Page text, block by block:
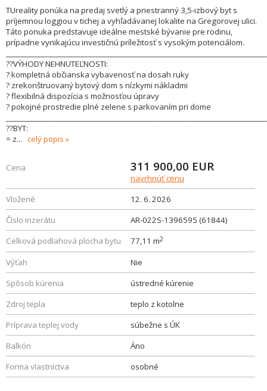
TUreality ponúka na predaj svetlý a priestranný 3,5-izbový byt s
príjemnou loggiou v tichej a vyhľadávanej lokalite na Gregorovej ulici.
Táto ponuka predstavuje ideálne mestské bývanie pre rodinu,
prípadne vynikajúcu investičnú príležitosť s vysokým potenciálom.
??VÝHODY NEHNUTEĽNOSTI:
? kompletná občianska vybavenosť na dosah ruky
? zrekonštruovaný bytový dom s nízkymi nákladmi
? flexibilná dispozícia s možnosťou úpravy
? pokojné prostredie plné zelene s parkovaním pri dome
??BYT:
= z... celý popis
Cena 311 900,00 EUR
navrhnúť cenu
Vložené
12. 6. 2026
Číslo inzerátu
AR-022S-1396595 (61844)
Celková podlahová plocha bytu
77,11 m2
Výťah
Nie
Spôsob kúrenia
ústredné kúrenie
Zdroj tepla
teplo z kotolne
Príprava teplej vody
súbežne s ÚK
Balkón
Áno
Forma vlastníctva
osobné